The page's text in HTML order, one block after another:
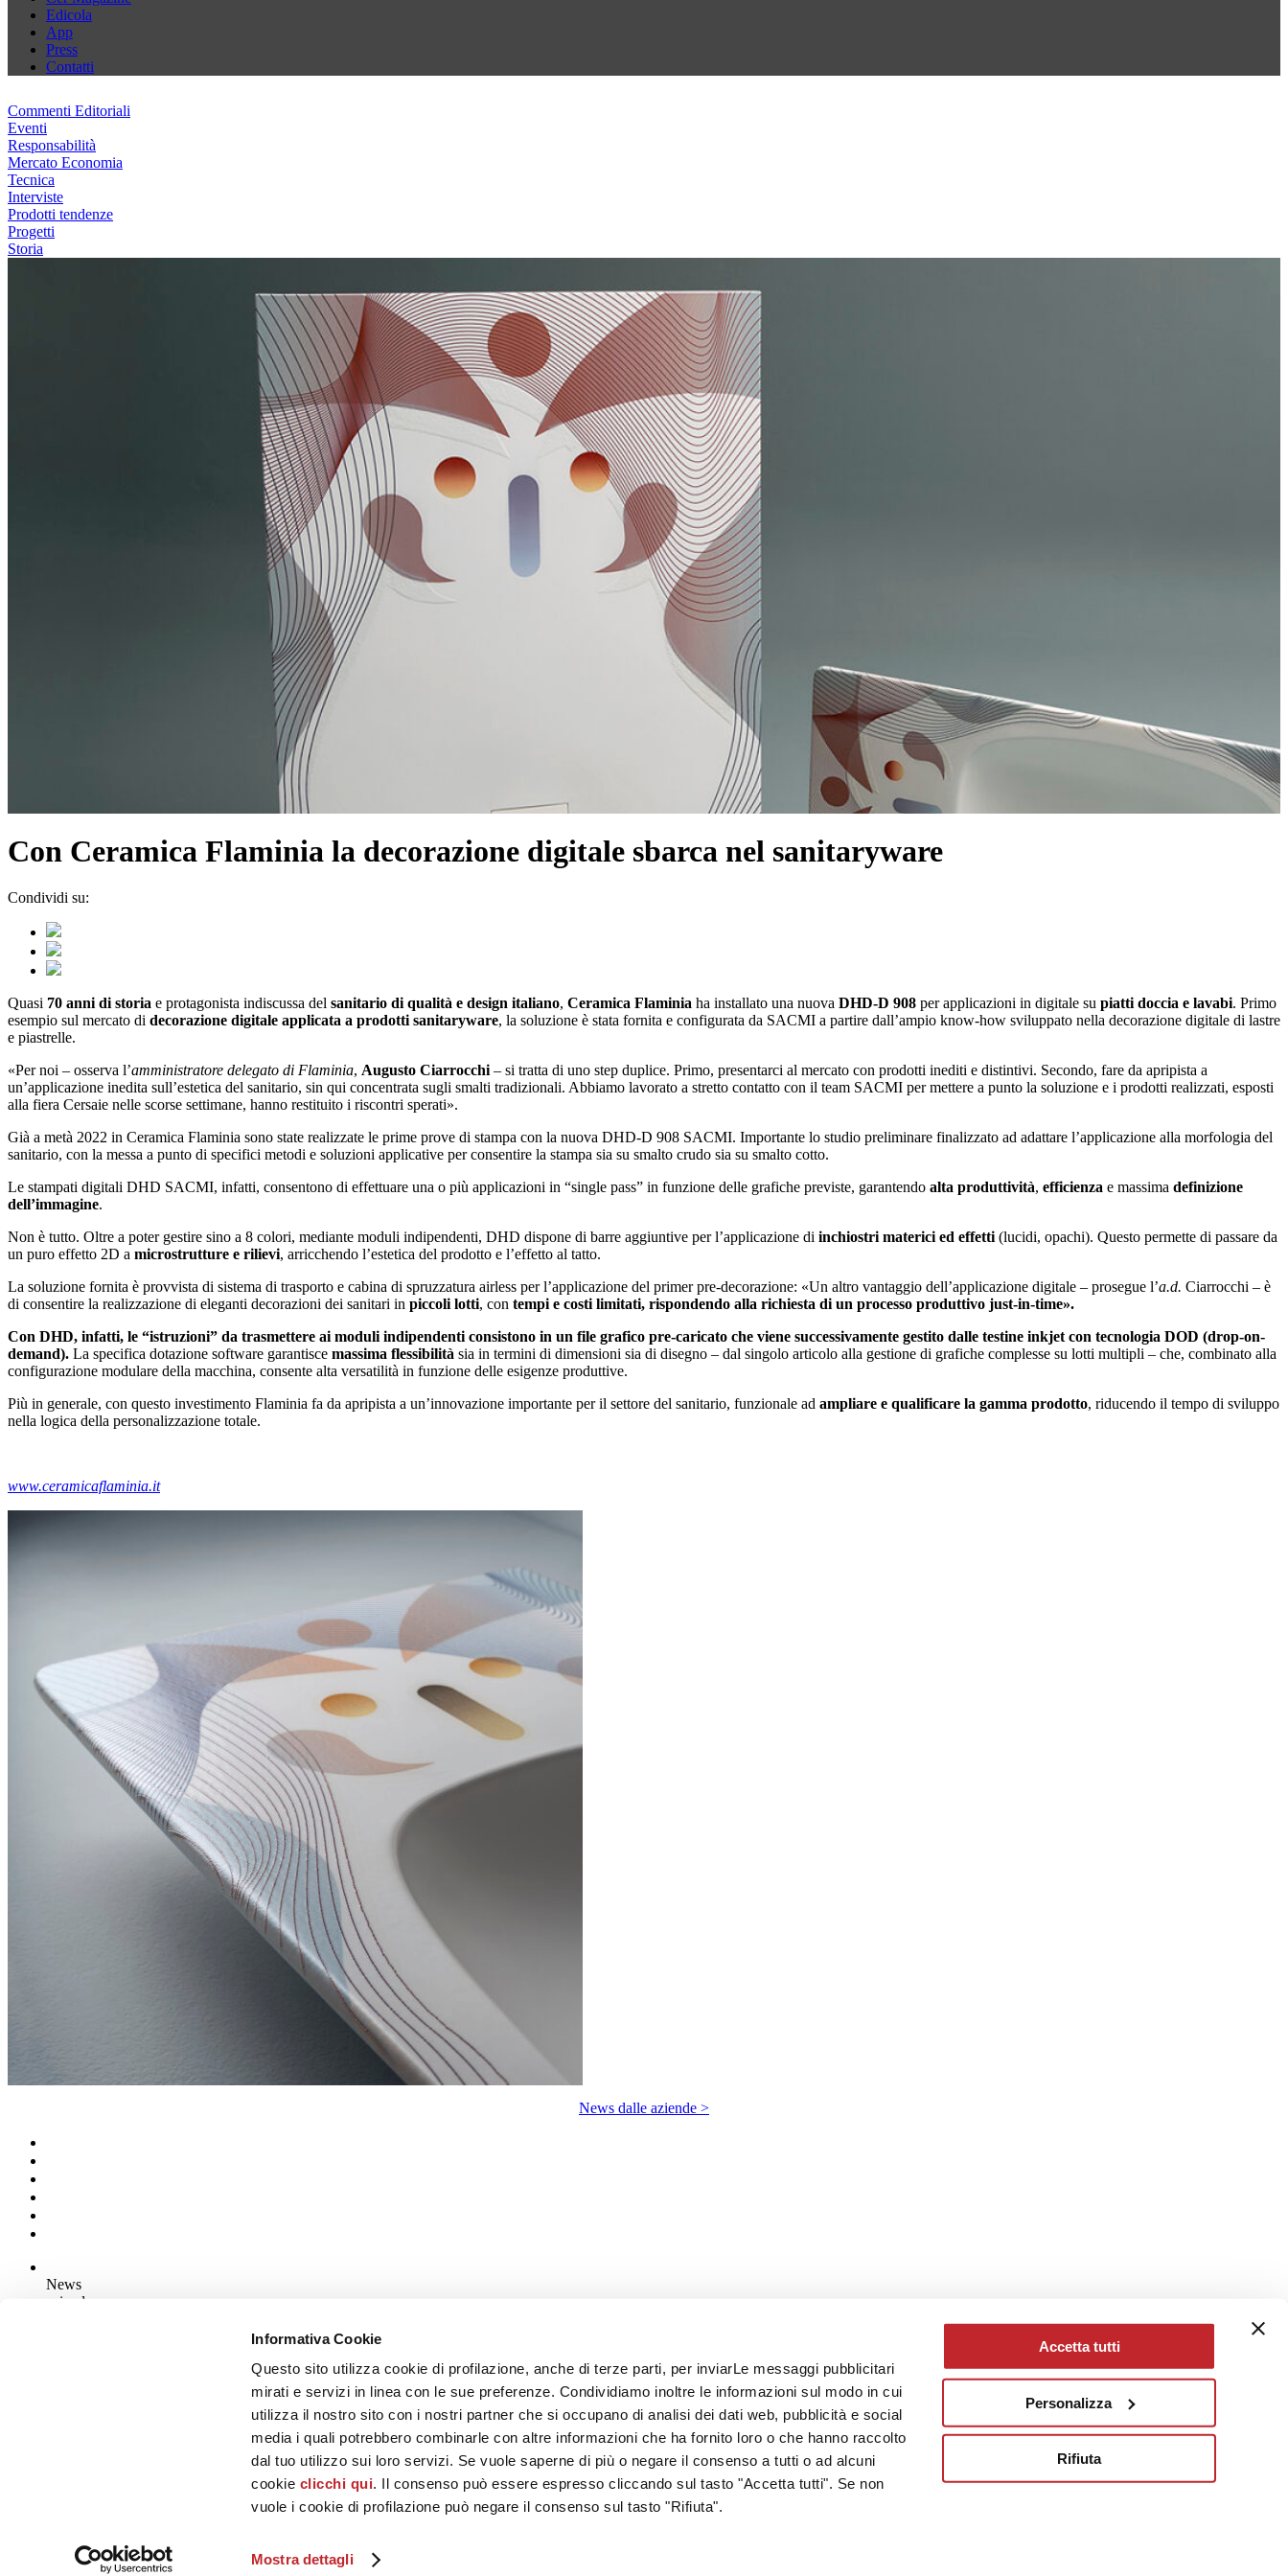
Informativa Cookie
Questo sito utilizza cookie di profilazione, anche di terze parti, per inviarLe messaggi pubblicitari
mirati e servizi in linea con le sue preferenze. Condividiamo inoltre le informazioni sul modo in cui
utilizza il nostro sito con i nostri partner che si occupano di analisi dei dati web, pubblicità e social
media i quali potrebbero combinarle con altre informazioni che ha fornito loro o che hanno raccolto
dal tuo utilizzo sui loro servizi. Se vuole saperne di più o negare il consenso a tutti o ad alcuni
cookie clicchi qui. Il consenso può essere espresso cliccando sul tasto "Accetta tutti". Se non
vuole i cookie di profilazione può negare il consenso sul tasto "Rifiuta".
Mostra dettagli
Accetta tutti
Personalizza
Rifiuta
Edicola
App
Press
Contatti
Commenti Editoriali
Eventi
Responsabilità
Mercato Economia
Tecnica
Interviste
Prodotti tendenze
Progetti
Storia
Con Ceramica Flaminia la decorazione digitale sbarca nel sanitaryware
Condividi su:
Quasi 70 anni di storia e protagonista indiscussa del sanitario di qualità e design italiano, Ceramica Flaminia ha installato una nuova DHD-D 908 per applicazioni in digitale su piatti doccia e lavabi. Primo
esempio sul mercato di decorazione digitale applicata a prodotti sanitaryware, la soluzione è stata fornita e configurata da SACMI a partire dall’ampio know-how sviluppato nella decorazione digitale di lastre
e piastrelle.
«Per noi – osserva l’amministratore delegato di Flaminia, Augusto Ciarrocchi– si tratta di uno step duplice. Primo, presentarci al mercato con prodotti inediti e distintivi. Secondo, fare da apripista a
un’applicazione inedita sull’estetica del sanitario, sin qui concentrata sugli smalti tradizionali. Abbiamo lavorato a stretto contatto con il team SACMI per mettere a punto la soluzione e i prodotti realizzati, esposti
alla fiera Cersaie nelle scorse settimane, hanno restituito i riscontri sperati».
Già a metà 2022 in Ceramica Flaminia sono state realizzate le prime prove di stampa con la nuova DHD-D 908 SACMI. Importante lo studio preliminare finalizzato ad adattare l’applicazione alla morfologia del
sanitario, con la messa a punto di specifici metodi e soluzioni applicative per consentire la stampa sia su smalto crudo sia su smalto cotto.
Le stampati digitali DHD SACMI, infatti, consentono di effettuare una o più applicazioni in “single pass” in funzione delle grafiche previste, garantendo alta produttività, efficienza e massima definizione
dell’immagine.
Non è tutto. Oltre a poter gestire sino a 8 colori, mediante moduli indipendenti, DHD dispone di barre aggiuntive per l’applicazione di inchiostri materici ed effetti(lucidi, opachi). Questo permette di passare da
un puro effetto 2D a microstrutture e rilievi, arricchendo l’estetica del prodotto e l’effetto al tatto.
La soluzione fornita è provvista di sistema di trasporto e cabina di spruzzatura airless per l’applicazione del primer pre-decorazione: «Un altro vantaggio dell’applicazione digitale – prosegue l’a.d. Ciarrocchi – è
di consentire la realizzazione di eleganti decorazioni dei sanitari in piccoli lotti, con tempi e costi limitati, rispondendo alla richiesta di un processo produttivo just-in-time».
Con DHD, infatti, le “istruzioni” da trasmettere ai moduli indipendenti consistono in un file grafico pre-caricato che viene successivamente gestito dalle testine inkjet con tecnologia DOD (drop-on-
demand). La specifica dotazione software garantisce massima flessibilità sia in termini di dimensioni sia di disegno – dal singolo articolo alla gestione di grafiche complesse su lotti multipli – che, combinato alla
configurazione modulare della macchina, consente alta versatilità in funzione delle esigenze produttive.
Più in generale, con questo investimento Flaminia fa da apripista a un’innovazione importante per il settore del sanitario, funzionale ad ampliare e qualificare la gamma prodotto, riducendo il tempo di sviluppo
nella logica della personalizzazione totale.
www.ceramicaflaminia.it
News dalle aziende >
News
aziende
Viale Monte Santo, 40 - 41049 Sassuolo (MO) - Italy
Capitale Sociale: 2.500.000 euro - Codice fiscale e P.IVA 00853700367